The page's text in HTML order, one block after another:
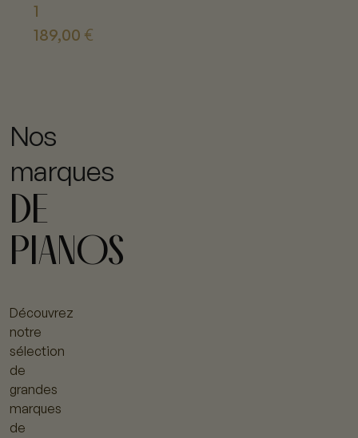
1
189,00 €
Nos
marques
DE
PIANOS
Découvrez
notre
sélection
de
grandes
marques
de